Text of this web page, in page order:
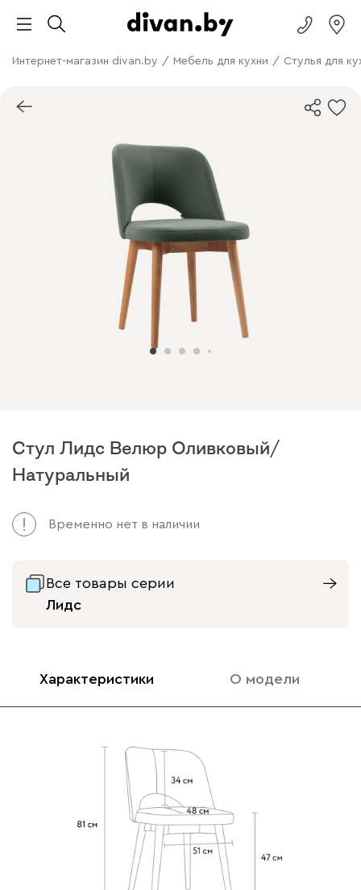
Интернет-магазин divan.by / Мебель для кухни / Стулья для
Стул Лидс Велюр Оливковый/
Натуральный
Временно нет в наличии
Все товары серии
Лидс
Характеристики О модели